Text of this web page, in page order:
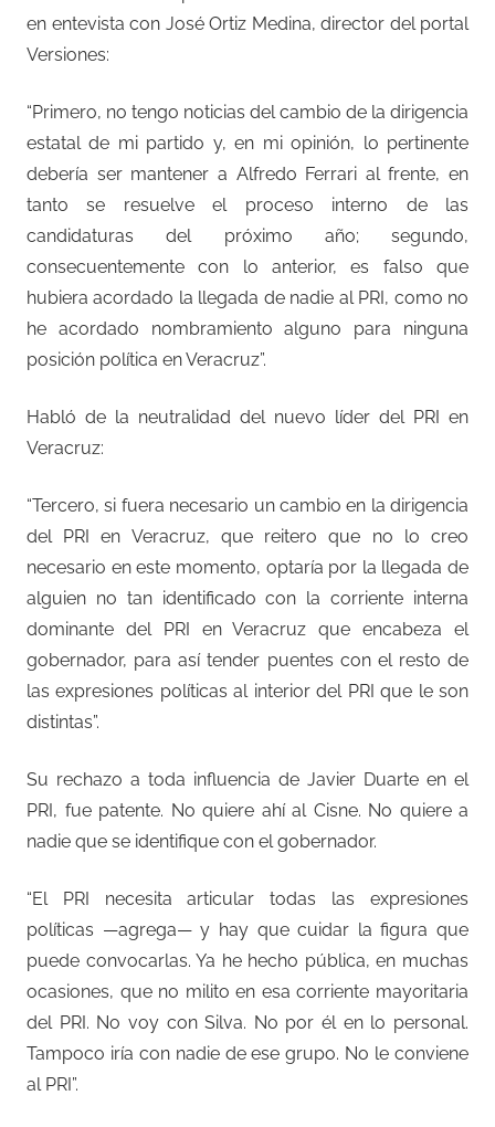
en entevista con José Ortiz Medina, director del portal
Versiones:
“Primero, no tengo noticias del cambio de la dirigencia
estatal de mi partido y, en mi opinión, lo pertinente
debería ser mantener a Alfredo Ferrari al frente, en
tanto se resuelve el proceso interno de las
candidaturas del próximo año; segundo,
consecuentemente con lo anterior, es falso que
hubiera acordado la llegada de nadie al PRI, como no
he acordado nombramiento alguno para ninguna
posición política en Veracruz”.
Habló de la neutralidad del nuevo líder del PRI en
Veracruz:
“Tercero, si fuera necesario un cambio en la dirigencia
del PRI en Veracruz, que reitero que no lo creo
necesario en este momento, optaría por la llegada de
alguien no tan identificado con la corriente interna
dominante del PRI en Veracruz que encabeza el
gobernador, para así tender puentes con el resto de
las expresiones políticas al interior del PRI que le son
distintas”.
Su rechazo a toda influencia de Javier Duarte en el
PRI, fue patente. No quiere ahí al Cisne. No quiere a
nadie que se identifique con el gobernador.
“El PRI necesita articular todas las expresiones
políticas —agrega— y hay que cuidar la figura que
puede convocarlas. Ya he hecho pública, en muchas
ocasiones, que no milito en esa corriente mayoritaria
del PRI. No voy con Silva. No por él en lo personal.
Tampoco iría con nadie de ese grupo. No le conviene
al PRI”.